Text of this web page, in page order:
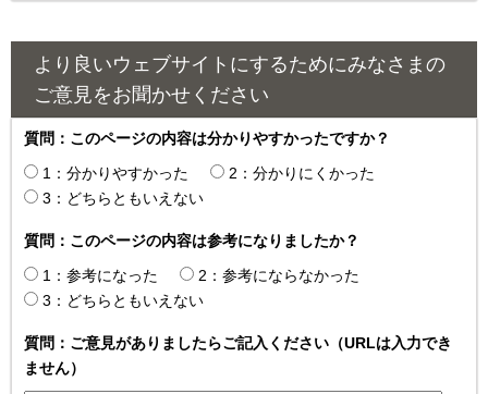
より良いウェブサイトにするためにみなさまの
ご意見をお聞かせください
質問：このページの内容は分かりやすかったですか？
1：分かりやすかった
2：分かりにくかった
3：どちらともいえない
質問：このページの内容は参考になりましたか？
1：参考になった
2：参考にならなかった
3：どちらともいえない
質問：ご意見がありましたらご記入ください（URLは入力でき
ません）